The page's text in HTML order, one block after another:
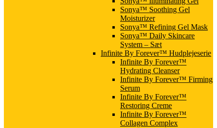
Sonya™ Soothing Gel
Moisturizer
Sonya™ Refining Gel Mask
Sonya™ Daily Skincare
System – Sæt
Infinite By Forever™ Hudplejeserie
Infinite By Forever™
Hydrating Cleanser
Infinite By Forever™ Firming
Serum
Infinite By Forever™
Restoring Creme
Infinite By Forever™
Collagen Complex